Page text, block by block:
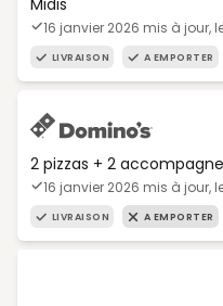
Midis
16 janvier 2026 mis à jour,
LIVRAISON A EMPORTER
2 pizzas + 2
16 janvier 2026 mis à jour,
LIVRAISON A EMPORTER